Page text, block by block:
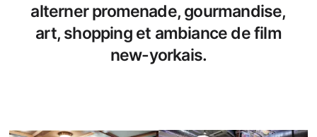
alterner promenade, gourmandise,
art, shopping et ambiance de film
new-yorkais.